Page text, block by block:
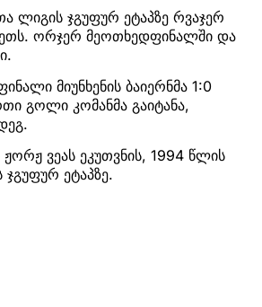
ლიგის ჯგუფურ ეტაპზე რვაჯერ
ორჯერ მეოთხედფინალში და
მიუნხენის ბაიერნმა 1:0
გოლი კომანმა გაიტანა,
ვეას ეკუთვნის, 1994 წლის
ეტაპზე.